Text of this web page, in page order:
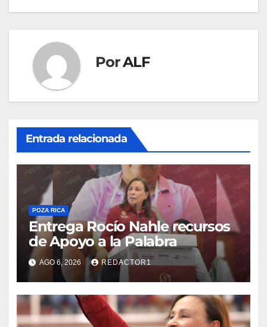
PorALF
Entrada relacionada
POZA RICA
Entrega Rocío Nahle recursos
de Apoyo a la Palabra
AGO 6, 2026 REDACTOR1